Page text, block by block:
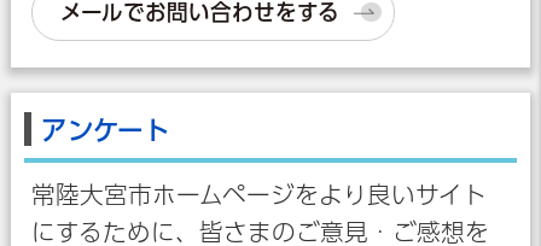
メールでお問い合わせをする
アンケート
常陸大宮市ホームページをより良いサイト
にするために、皆さまのご意見・ご感想を